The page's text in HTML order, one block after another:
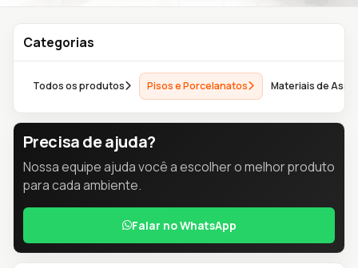
Categorias
Todos os produtos Pisos e Porcelanatos Materiais de
Precisa de ajuda?
Nossa equipe ajuda você a escolher o melhor produto
para cada ambiente.
Falar no WhatsApp